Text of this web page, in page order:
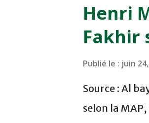
El Ghrib
Imaghri
Fès). 13-
Henri
Fakhir
Publié le : juin
Source : Al
selon la